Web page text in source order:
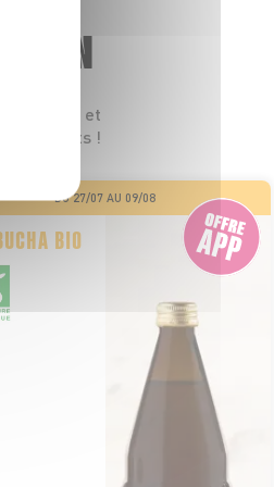
leurs prix et
les goûts !
DU 27/07 AU 09/08
BIO